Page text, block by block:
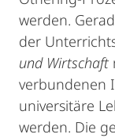
werden.
der
und Wirtschaft
verbundenen
universitäre
werden. Die